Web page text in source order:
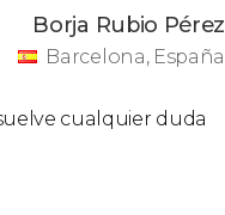
Borja Rubio Pérez
Barcelona, España
cualquier duda